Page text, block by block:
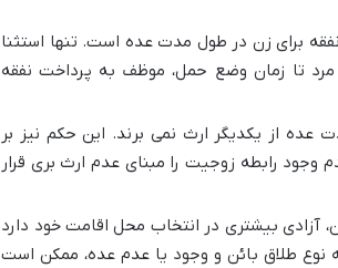
برای زن در طول مدت عده است. تنها استثنا
مرد تا زمان وضع حمل، موظف به پرداخت نفقه
عده از یکدیگر ارث نمی برند. این حکم نیز بر
رابطه زوجیت را مبنای عدم ارث بری قرار
آزادی بیشتری در انتخاب محل اقامت خود دارد
نوع طلاق بائن و وجود یا عدم عده، ممکن است